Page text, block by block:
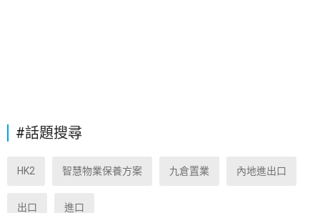
#話題搜尋
HK2 智慧物業保養方案 九倉置業 內地進出口
出口 進口